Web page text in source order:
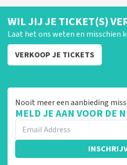
WIL JIJ JE TICKET(S)
Laat het ons weten en misschien
VERKOOP JE TICKETS
Nooit meer een aanbieding
MELD JE AAN VOOR DE